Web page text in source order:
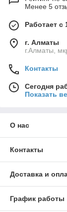
Менее 5
Работает с
г. Алматы
г.Алматы,
Контакты
Сегодня
Показать
О нас
Контакты
Доставка и
График работы